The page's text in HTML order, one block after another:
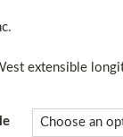
extensible